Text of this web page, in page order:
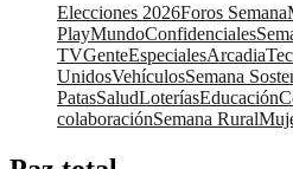
Elecciones 2026Foros Semana
PlayMundoConfidenciales
TVGenteEspecialesArcadia
UnidosVehículosSemana
PatasSaludLoteríasEducación
colaboraciónSemana Rural